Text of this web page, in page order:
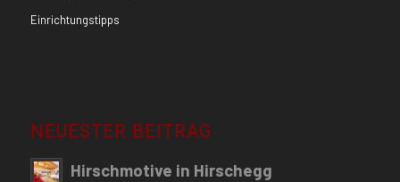
Einrichtungstipps
NEUESTER BEITRAG
Hirschmotive in Hirschegg